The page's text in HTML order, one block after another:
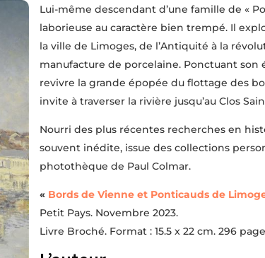
Lui-même descendant d’une famille de «
laborieuse au caractère bien trempé. Il
la ville de Limoges, de l’Antiquité à la
manufacture de porcelaine. Ponctuant son
revivre la grande épopée du flottage des
invite à traverser la rivière jusqu’au Clos
Nourri des plus récentes recherches en
souvent inédite, issue des collections
photothèque de Paul Colmar.
« Bords de Vienne et Ponticauds de
Petit Pays. Novembre 2023.
Livre Broché. Format : 15.5 x 22 cm. 296